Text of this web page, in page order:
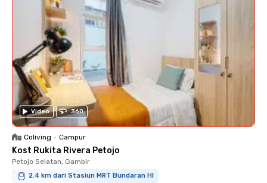
Video 360
Coliving • Campur
Kost Rukita Rivera Petojo
Petojo Selatan, Gambir
2.4 km dari Stasiun MRT Bundaran HI